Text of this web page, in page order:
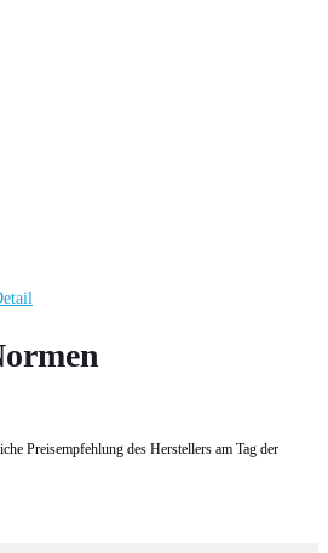
Preisempfehlung des Herstellers am Tag der